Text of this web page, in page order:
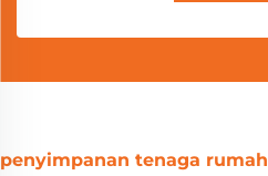
penyimpanan tenaga rumah